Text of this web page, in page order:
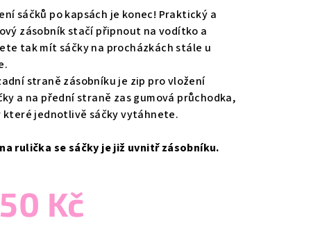
sáčků po kapsách je konec! Praktický a
zásobník stačí připnout na vodítko a
tak mít sáčky na procházkách stále u
straně zásobníku je zip pro vložení
a na přední straně zas gumová průchodka,
které jednotlivě sáčky vytáhnete.
rulička se sáčky je již uvnitř zásobníku.
Kč